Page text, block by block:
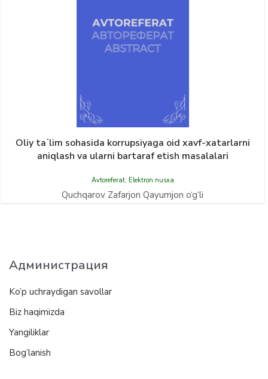
Oliy taʼlim sohasida korrupsiyaga oid xavf-xatarlarni
aniqlash va ularni bartaraf etish masalalari
Avtoreferat, Elektron nusxa
Quchqarov Zafarjon Qayumjon o‘g‘li
Администрация
Ko’p uchraydigan savollar
Biz haqimizda
Yangiliklar
Bog’lanish